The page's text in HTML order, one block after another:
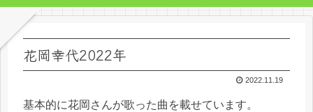
花岡幸代2022年
2022.11.19
基本的に花岡さんが歌った曲を載せています。